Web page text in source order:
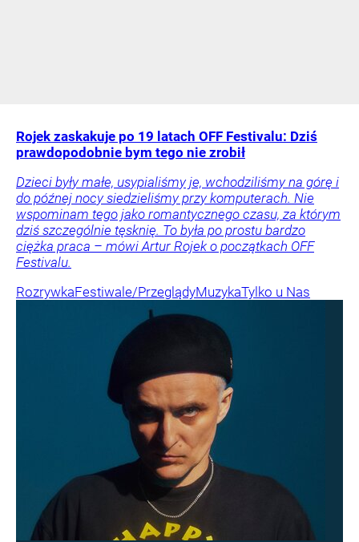
Rojek zaskakuje po 19 latach OFF Festivalu: Dziś
prawdopodobnie bym tego nie zrobił
Dzieci były małe, usypialiśmy je, wchodziliśmy na górę i
do późnej nocy siedzieliśmy przy komputerach. Nie
wspominam tego jako romantycznego czasu, za którym
dziś szczególnie tęsknię. To była po prostu bardzo
ciężka praca – mówi Artur Rojek o początkach OFF
Festivalu.
RozrywkaFestiwale/PrzeglądyMuzykaTylko u Nas